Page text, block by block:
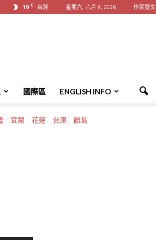
19 C 台灣 星期六, 八月 8, 2026 作家發文
國際區 ENGLISH INFO
宜蘭 花蓮 台東 離島